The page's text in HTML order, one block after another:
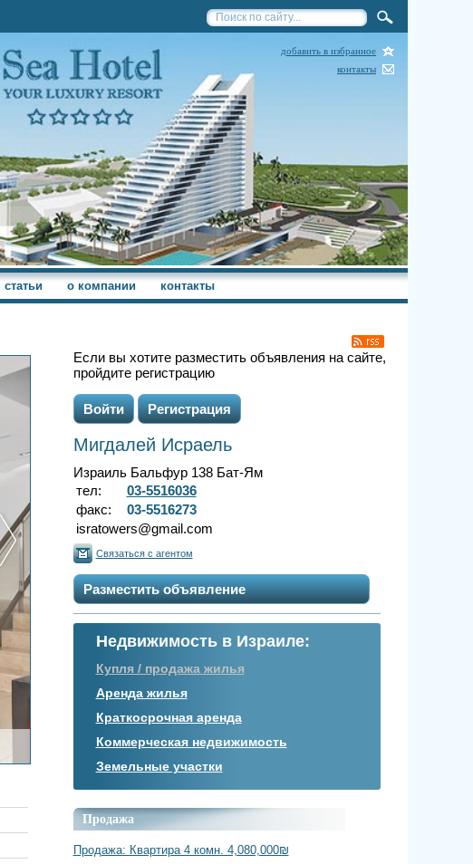
добавить в избранное
контакты
статьи о компании контакты
Если вы хотите разместить объявления на сайте,
пройдите регистрацию
Войти Регистрация
Мигдалей Исраель
Израиль Бальфур 138 Бат-Ям
тел:
03-5516036
факс:
03-5516273
isratowers@gmail.com
Связаться с агентом
Разместить объявление
Недвижимость в Израиле:
Купля / продажа жилья
Аренда жилья
Краткосрочная аренда
Коммерческая недвижимость
Земельные участки
Продажа
Продажа: Квартира 4 комн. 4,080,000₪